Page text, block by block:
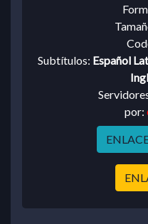
Subtítulos: Español
por: